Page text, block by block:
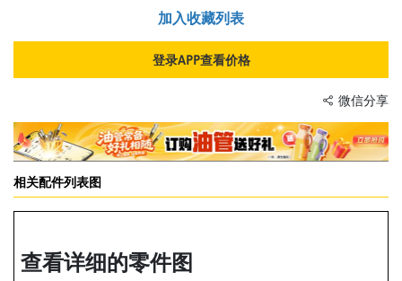
加入收藏列表
登录APP查看价格
微信分享
相关配件列表图
查看详细的零件图